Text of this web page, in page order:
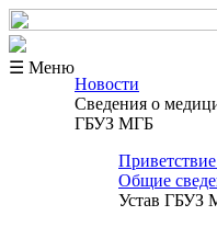
☰ Меню
Новости
Сведения о
ГБУЗ МГБ
Приветствие
Общие
Устав ГБУЗ